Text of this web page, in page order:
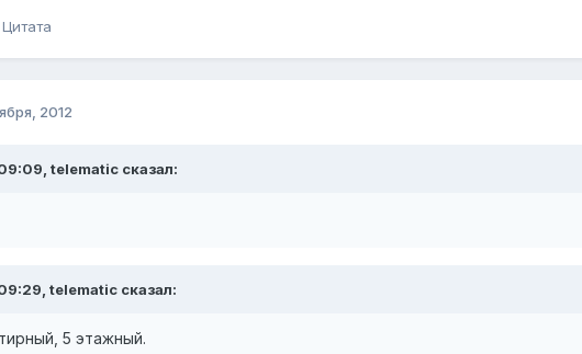
Цитата
2012
telematic сказал:
telematic сказал:
5 этажный.